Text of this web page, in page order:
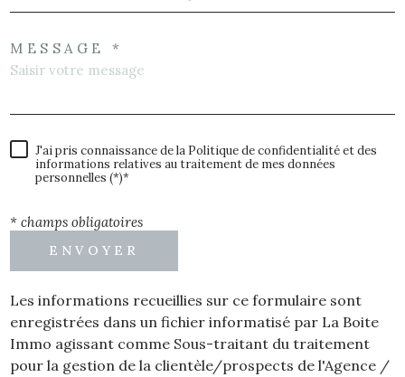
MESSAGE *
J'ai pris connaissance de la Politique de confidentialité et des
informations relatives au traitement de mes données
personnelles (*)*
* champs obligatoires
ENVOYER
Les informations recueillies sur ce formulaire sont
enregistrées dans un fichier informatisé par La Boite
Immo agissant comme Sous-traitant du traitement
pour la gestion de la clientèle/prospects de l'Agence /